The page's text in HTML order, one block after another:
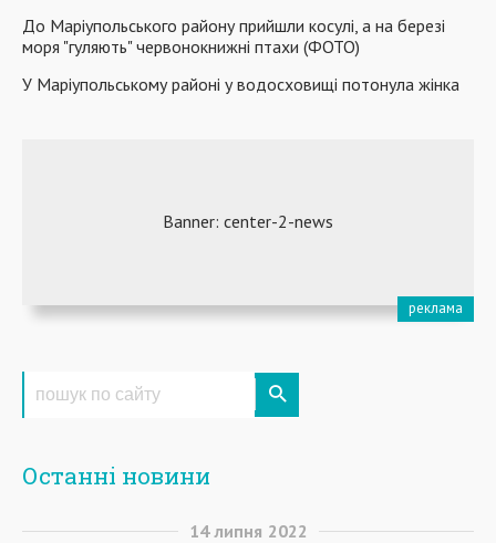
До Маріупольського району прийшли косулі, а на березі
моря "гуляють" червонокнижні птахи (ФОТО)
У Маріупольському районі у водосховищі потонула жінка
Останні новини
14 липня 2022